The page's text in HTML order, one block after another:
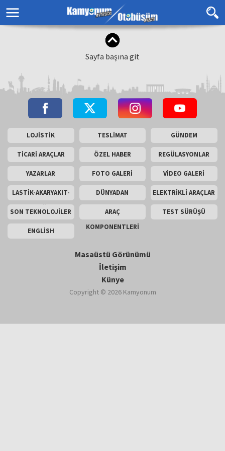
Sayfa başına git
LOJİSTİK TESLİMAT GÜNDEM
TİCARİ ARAÇLAR ÖZEL HABER REGÜLASYONLAR
YAZARLAR FOTO GALERİ VİDEO GALERİ
LASTİK-AKARYAKIT-
AKÜ
DÜNYADAN ELEKTRİKLİ ARAÇLAR
SON TEKNOLOJİLER
ARAÇ
KOMPONENTLERİ
TEST SÜRÜŞÜ
ENGLİSH
Masaüstü Görünümü
İletişim
Künye
Copyright © 2026 Kamyonum